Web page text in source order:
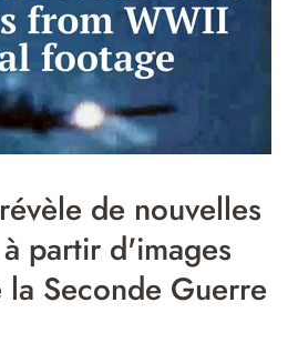
de nouvelles
partir d'images
Seconde Guerre